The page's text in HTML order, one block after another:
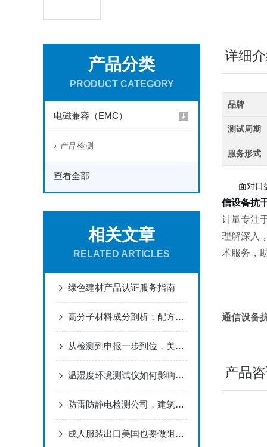
产品分类
PRODUCT CATEGORY
电磁兼容（EMC）
产品检测
查看全部
相关文章
RELATED ARTICLES
绿色建材产品认证服务指南
高分子材料成分剖析：配方还原的核心密码
从检测到申报一步到位，美国CPSC合规这样做最省心
温湿度环境测试仪如何影响实验结果？
防雷防静电检测公司，建筑物/机房/加油站防雷年检报告
成人服装出口美国也要做阻燃测试吗？
详细
品牌
测试周期
服务形式
面对日
信设备抗
计量专注
理解深入
术服务，
通信设备
产品